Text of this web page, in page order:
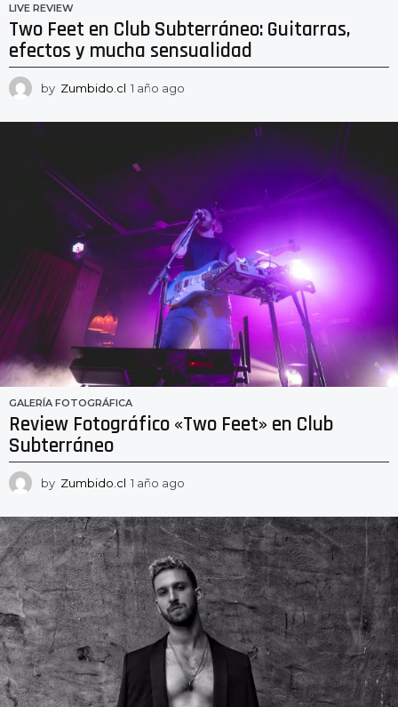
LIVE REVIEW
Two Feet en Club Subterráneo: Guitarras,
efectos y mucha sensualidad
by Zumbido.cl 1 año ago
ñ
GALERÍA FOTOGRÁFICA
Review Fotográfico «Two Feet» en Club
Subterráneo
by Zumbido.cl 1 año ago
ñ
o
a
g
o